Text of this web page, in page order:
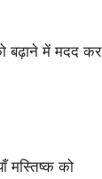
बढ़ाने में मदद कर
मस्तिष्क को